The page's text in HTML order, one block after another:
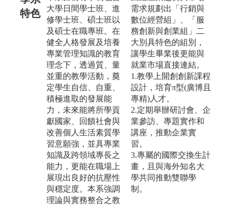
特色
大學日間學士班、進
修學士班、碩士班以
及碩士在職專班。在
健全人格發展及培養
專業管理知識的教育
理念下，透過質、量
並重的教學活動，奠
定學生自信、自重、
積極進取的發展能
力，未來能將所學貢
獻國家、回饋社會與
改善個人生活素質學
習意願強，並具專業
知識及跨領域專長之
能力，更能在職場上
展現出良好的抗壓性
與穩定度。本系強調
理論與實務整合之教
需求規劃出「行銷與
數位經營組」、「服
務創新與創業組」二
大別具特色的組別，
讓學生畢業後更能與
就業市場直接連結。
1.教學上開創創新課程
設計，培育π型(廣博且
專精)人才。
2.定期舉辦研討會、企
業參訪、專題實作和
講座，推動企業實
習。
3.專屬的國際交換生計
畫，且與海外知名大
學共同推動雙聯學
制。